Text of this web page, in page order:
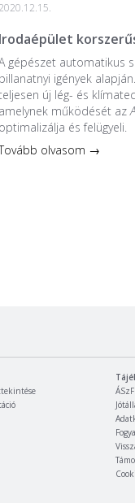
2020.12.15.
Irodaépület
gépészet automatikus
pillanatnyi igények
új lég- és
amelynek működését az
optimalizálja és felügyeli.
olvasom →
ÁSzF